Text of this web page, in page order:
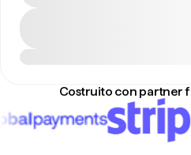
Costruito con partner